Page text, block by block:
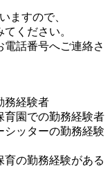
ますので、
ください。
電話番号へご連絡さ
務経験者
育園での勤務経験者
シッターの勤務経験
育の勤務経験がある